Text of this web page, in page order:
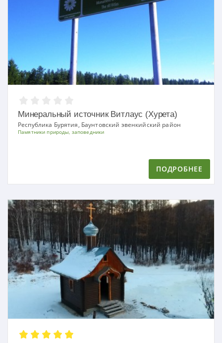
Минеральный источник Витлаус (Хурета)
Республика Бурятия, Баунтовский эвенкийский район
Памятники природы, заповедники
ПОДРОБНЕЕ